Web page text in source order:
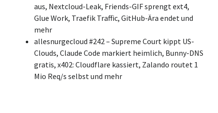
aus, Nextcloud-Leak, Friends-GIF sprengt ext4,
Glue Work, Traefik Traffic, GitHub-Ära endet und
mehr
allesnurgecloud #242 – Supreme Court kippt US-
Clouds, Claude Code markiert heimlich, Bunny-DNS
gratis, x402: Cloudflare kassiert, Zalando routet 1
Mio Req/s selbst und mehr